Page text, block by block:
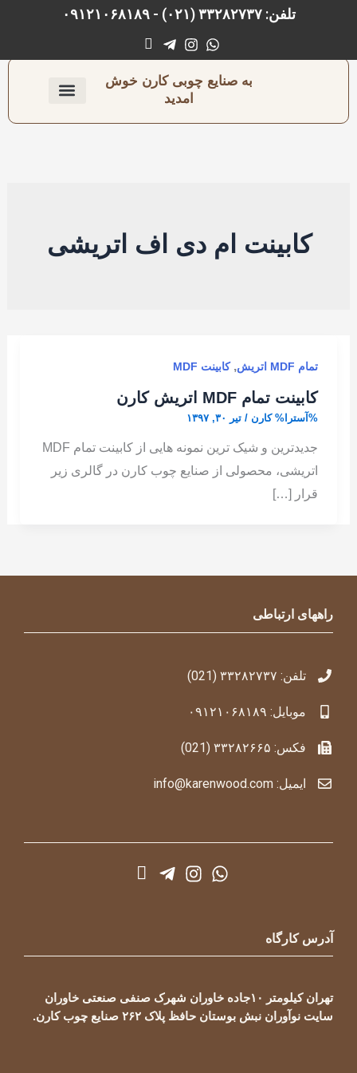
محتوا
تلفن: ۳۳۲۸۲۷۳۷ (۰۲۱) - ۰۹۱۲۱۰۶۸۱۸۹
به صنایع چوبی کارن خوش
امدید
کابینت ام دی اف اتریشی
تمام MDF اتریش ,کابینت MDF
کابینت تمام MDF اتریش کارن
%آسترا% کارن / تیر ۳۰, ۱۳۹۷
جدیدترین و شیک ترین نمونه هایی از کابینت تمام MDF
اتریشی، محصولی از صنایع چوب کارن در گالری زیر
قرار […]
راههای ارتباطی
تلفن: ۳۳۲۸۲۷۳۷ (021)
موبایل: ۰۹۱۲۱۰۶۸۱۸۹
فکس: ۳۳۲۸۲۶۶۵ (021)
ایمیل: info@karenwood.com
آدرس کارگاه
تهران کیلومتر ۱۰جاده خاوران شهرک صنفی صنعتی خاوران
سایت نوآوران نبش بوستان حافظ پلاک ۲۶۲ صنایع چوب کارن.